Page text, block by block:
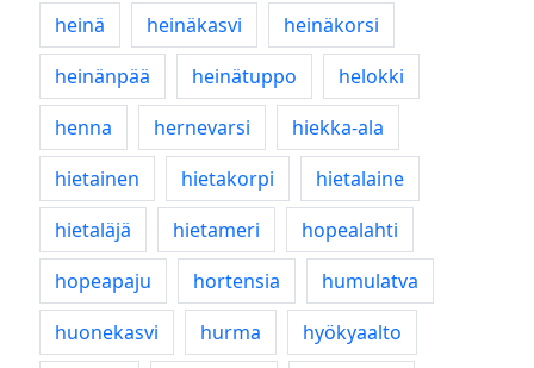
heinä
heinäkasvi
heinäkorsi
heinänpää
heinätuppo
helokki
henna
hernevarsi
hiekka-ala
hietainen
hietakorpi
hietalaine
hietaläjä
hietameri
hopealahti
hopeapaju
hortensia
humulatva
huonekasvi
hurma
hyökyaalto